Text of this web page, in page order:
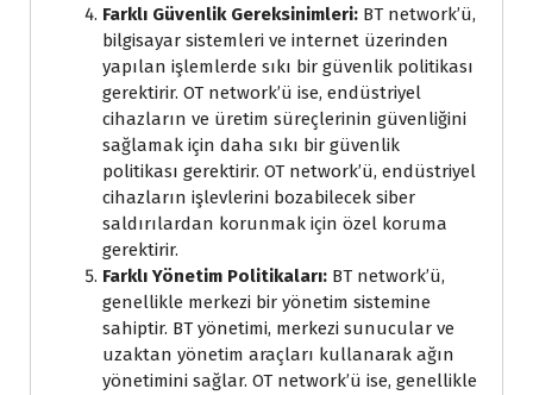
Farklı Güvenlik Gereksinimleri: BT network’ü,
bilgisayar sistemleri ve internet üzerinden
yapılan işlemlerde sıkı bir güvenlik politikası
gerektirir. OT network’ü ise, endüstriyel
cihazların ve üretim süreçlerinin güvenliğini
sağlamak için daha sıkı bir güvenlik
politikası gerektirir. OT network’ü, endüstriyel
cihazların işlevlerini bozabilecek siber
saldırılardan korunmak için özel koruma
gerektirir.
Farklı Yönetim Politikaları: BT network’ü,
genellikle merkezi bir yönetim sistemine
sahiptir. BT yönetimi, merkezi sunucular ve
uzaktan yönetim araçları kullanarak ağın
yönetimini sağlar. OT network’ü ise, genellikle